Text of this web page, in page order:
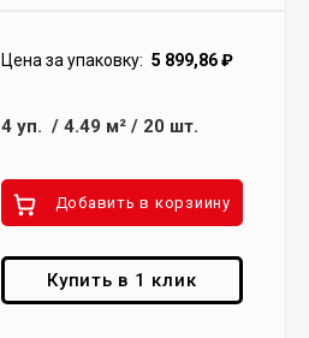
Цена за упаковку: 5 899,86₽
4 уп. / 4.49 м²/ 20 шт.
Добавить в корзиину
Купить в 1 клик